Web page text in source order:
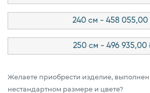
240 см - 458 055,00
250 см - 496 935,00
Желаете приобрести изделие,
нестандартном размере и цвете?